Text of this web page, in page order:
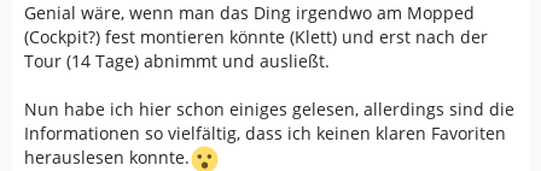
Genial wäre, wenn man das Ding irgendwo am Mopped
(Cockpit?) fest montieren könnte (Klett) und erst nach der
Tour (14 Tage) abnimmt und ausließt.
Nun habe ich hier schon einiges gelesen, allerdings sind die
Informationen so vielfältig, dass ich keinen klaren Favoriten
herauslesen konnte.